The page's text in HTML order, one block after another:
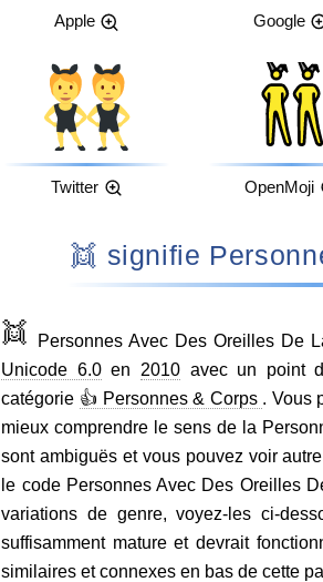
Apple Google
Twitter OpenMoji
👯 signifie
👯
Personnes Avec Des Oreilles De
Unicode 6.0en 2010avec un point
catégorie 👍 Personnes & Corps . Vous
mieux comprendre le sens de la
sont ambiguës et vous pouvez voir
le code Personnes Avec Des Oreilles
variations de genre, voyez-les ci-
suffisamment mature et devrait
similaires et connexes en bas de cette